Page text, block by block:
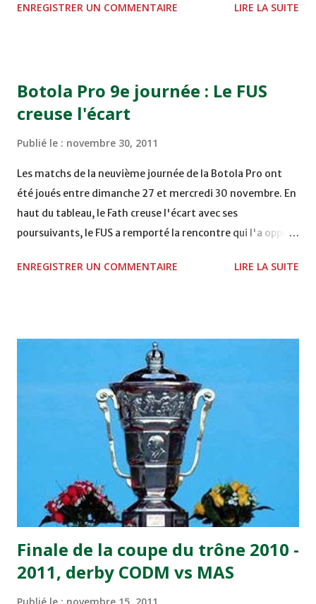
TERRAIN EL ABDI - EL JADIDA 16h30 OCK 0 - 1 HUSA
Mardi 06/12/2011 15H00 WAF - OCS au COMPLEXE SPORTIF
DE FES - FES WAC - MAS Reporté pour cause de finale de la
ENREGISTRER UN COMMENTAIRE LIRE LA SUITE
Botola Pro 9e journée : Le FUS
creuse l'écart
Publié le : novembre 30, 2011
Les matchs de la neuvième journée de la Botola Pro ont
été joués entre dimanche 27 et mercredi 30 novembre. En
haut du tableau, le Fath creuse l'écart avec ses
poursuivants, le FUS a remporté la rencontre qui l'a opposé
2, Badr Kachani a ouvert la marque à la 38e pour les
joueurs soussis, et ont réussi à mener au score à la dernière
minute du temps réglementaire grâce à un but de Mourad
Benchrifa. Son poursuivant direct le CRA de son coté a
chuté à domicile face à l'OCK sur le score de 0 - 2. La
bonne affaire de la semaine a été réalisée par le Moghreb
de Tetouan qui s'est hissé à la deuxième place après avoir
remporté trois précieux points sur la pelouse du complexe
Moulay Abdallah face aux FAR grâce à un but marqué par
Abdeladim Khadrouf à la 61e...
ENREGISTRER UN COMMENTAIRE LIRE LA SUITE
Finale de la coupe du trône 2010 -
2011, derby CODM vs MAS